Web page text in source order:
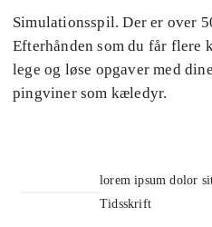
Simulationsspil. Der er over
Efterhånden som du får flere
lege og løse opgaver med
pingviner som kæledyr.
lorem ipsum dolor
Tidsskrift